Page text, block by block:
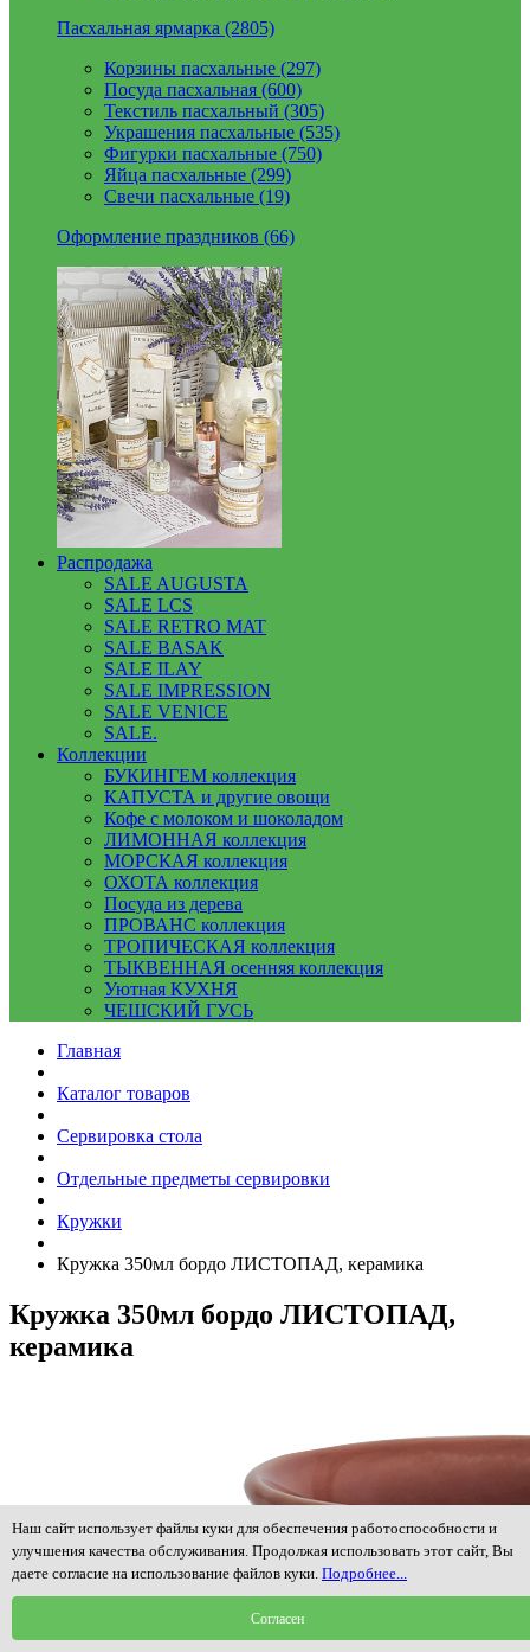
Пасхальная ярмарка (2805)
Корзины пасхальные (297)
Посуда пасхальная (600)
Текстиль пасхальный (305)
Украшения пасхальные (535)
Фигурки пасхальные (750)
Яйца пасхальные (299)
Свечи пасхальные (19)
Оформление праздников (66)
Распродажа
SALE AUGUSTA
SALE LCS
SALE RETRO MAT
SALE BASAK
SALE ILAY
SALE IMPRESSION
SALE VENICE
SALE.
Коллекции
БУКИНГЕМ коллекция
КАПУСТА и другие овощи
Кофе с молоком и шоколадом
ЛИМОННАЯ коллекция
МОРСКАЯ коллекция
ОХОТА коллекция
Посуда из дерева
ПРОВАНС коллекция
ТРОПИЧЕСКАЯ коллекция
ТЫКВЕННАЯ осенняя коллекция
Уютная КУХНЯ
ЧЕШСКИЙ ГУСЬ
Главная
Каталог товаров
Сервировка стола
Отдельные предметы сервировки
Кружки
Кружка 350мл бордо ЛИСТОПАД, керамика
Кружка 350мл бордо ЛИСТОПАД,
керамика
Наш сайт использует файлы куки для обеспечения работоспособности и
улучшения качества обслуживания. Продолжая использовать этот сайт, Вы
даете согласие на использование файлов куки. Подробнее...
Согласен